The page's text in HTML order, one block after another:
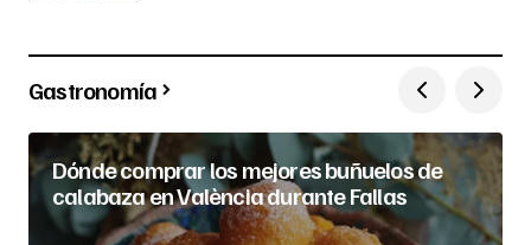
Gastronomía
Dónde comprar los mejores buñuelos de
calabaza en València durante Fallas